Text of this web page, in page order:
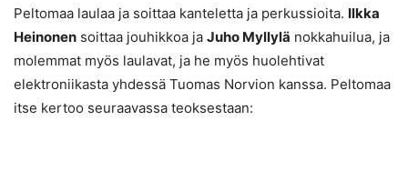
Peltomaa laulaa ja soittaa kanteletta ja perkussioita. Ilkka
Heinonen soittaa jouhikkoa ja Juho Myllylä nokkahuilua, ja
molemmat myös laulavat, ja he myös huolehtivat
elektroniikasta yhdessä Tuomas Norvion kanssa. Peltomaa
itse kertoo seuraavassa teoksestaan: